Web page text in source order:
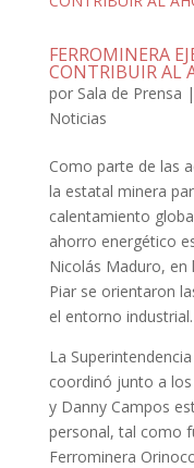
FERROMINERA
CONTRIBUIR AL
por Sala de Prensa |
Noticias
Como parte de las
la estatal minera
calentamiento
ahorro energético
Nicolás Maduro, en
Piar se orientaron
el entorno industrial.
La
coordinó junto a
y Danny Campos
personal, tal como
Ferrominera